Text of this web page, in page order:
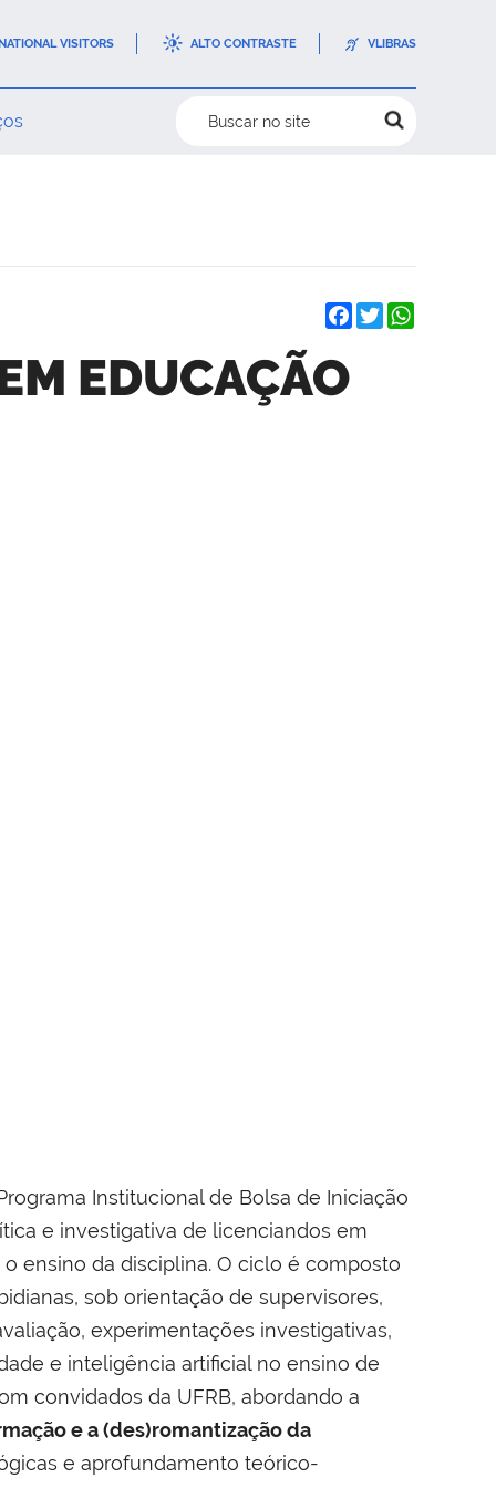
VISITORS ALTO CONTRASTE VLIBRAS
Buscar no site
Facebook
Twitter
EDUCAÇÃO
Institucional de Bolsa de Iniciação
e investigativa de licenciandos em
ensino da disciplina. O ciclo é composto
sob orientação de supervisores,
experimentações investigativas,
e inteligência artificial no ensino de
convidados da UFRB, abordando a
e a (des)romantização da
e aprofundamento teórico-